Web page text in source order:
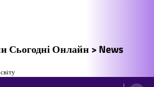
Сьогодні Онлайн > News